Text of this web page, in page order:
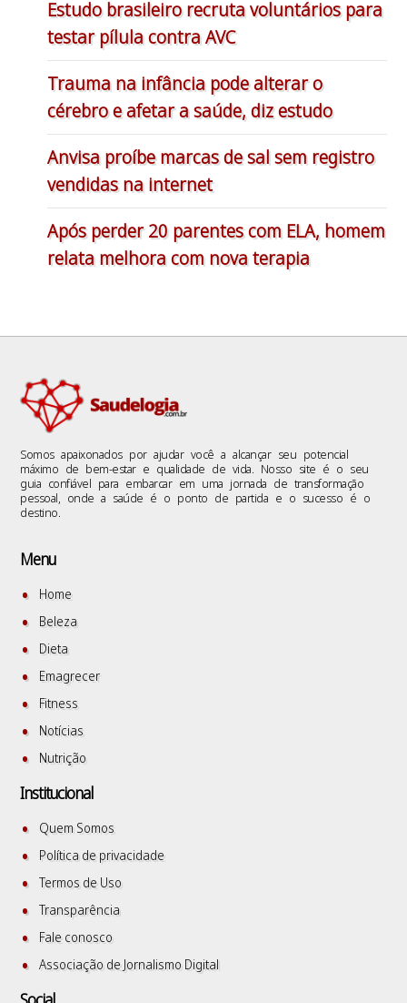
Estudo brasileiro recruta voluntários para
testar pílula contra AVC
Trauma na infância pode alterar o
cérebro e afetar a saúde, diz estudo
Anvisa proíbe marcas de sal sem registro
vendidas na internet
Após perder 20 parentes com ELA, homem
relata melhora com nova terapia
Somos apaixonados por ajudar você a alcançar seu potencial
máximo de bem-estar e qualidade de vida. Nosso site é o seu
guia confiável para embarcar em uma jornada de transformação
pessoal, onde a saúde é o ponto de partida e o sucesso é o
destino.
Menu
Home
Beleza
Dieta
Emagrecer
Fitness
Notícias
Nutrição
Institucional
Quem Somos
Política de privacidade
Termos de Uso
Transparência
Fale conosco
Associação de Jornalismo Digital